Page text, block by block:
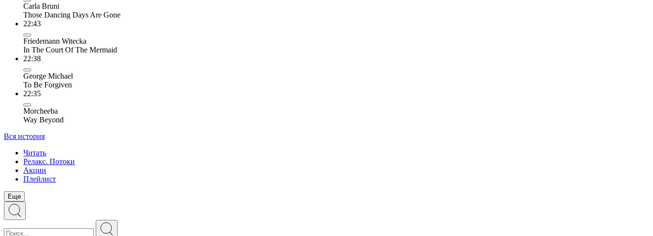
Carla Bruni
Those Dancing Days Are Gone
22:43
Friedemann Witecka
In The Court Of The Mermaid
22:38
George Michael
To Be Forgiven
22:35
Morcheeba
Way Beyond
Вся история
Читать
Релакс. Потоки
Акции
Плейлист
Еще